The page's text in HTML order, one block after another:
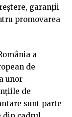
garanții
promovarea
a
de
unor
de
sunt parte